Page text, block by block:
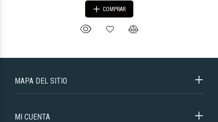
COMPRAR
MAPA DEL SITIO
MI CUENTA